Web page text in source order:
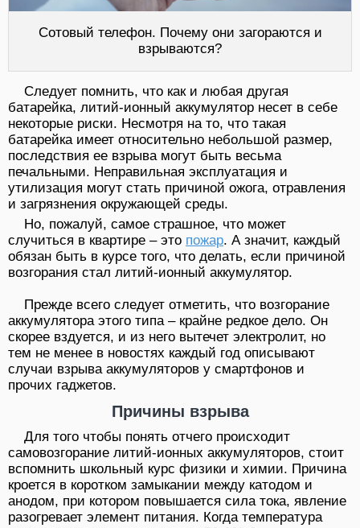
Сотовый телефон. Почему они загораются и
взрываются?
Следует помнить, что как и любая другая
батарейка, литий-ионный аккумулятор несет в себе
некоторые риски. Несмотря на то, что такая
батарейка имеет относительно небольшой размер,
последствия ее взрыва могут быть весьма
печальными. Неправильная эксплуатация и
утилизация могут стать причиной ожога, отравления
и загрязнения окружающей среды.
Но, пожалуй, самое страшное, что может
случиться в квартире – это пожар. А значит, каждый
обязан быть в курсе того, что делать, если причиной
возгорания стал литий-ионный аккумулятор.
Прежде всего следует отметить, что возгорание
аккумулятора этого типа – крайне редкое дело. Он
скорее вздуется, и из него вытечет электролит, но
тем не менее в новостях каждый год описывают
случаи взрыва аккумуляторов у смартфонов и
прочих гаджетов.
Причины взрыва
Для того чтобы понять отчего происходит
самовозгорание литий-ионных аккумуляторов, стоит
вспомнить школьный курс физики и химии. Причина
кроется в коротком замыкании между катодом и
анодом, при котором повышается сила тока, явление
разогревает элемент питания. Когда температура